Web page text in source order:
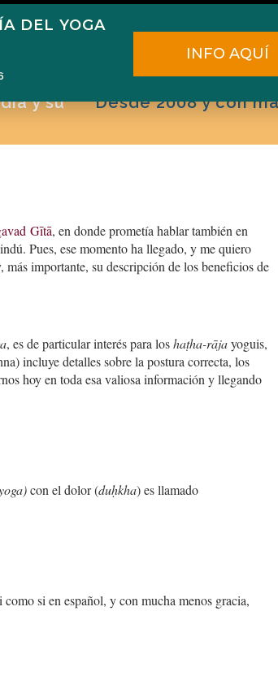
Blog
y su
Desde 2008 y con
Gītā, en donde prometía hablar también en
Pues, ese momento ha llegado, y me quiero
importante, su descripción de los beneficios de
, es de particular interés para loshaṭha-rājayoguis,
incluye detalles sobre la postura correcta, los
hoy en toda esa valiosa información y llegando
con el dolor (duḥkha) es llamado
como si en español, y con mucha menos gracia,
DEL YOGA
INFO AQUÍ